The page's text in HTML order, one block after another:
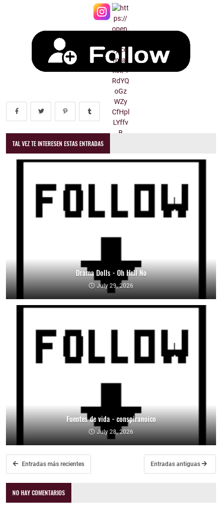
TAL VEZ TE INTERESEN ESTAS ENTRADAS
Drama Dolls - Oh Hell No
July 29, 2026
Fuentes de vida - conspiranoico
July 28, 2026
Entradas más recientes Entradas antiguas
NO HAY COMENTARIOS